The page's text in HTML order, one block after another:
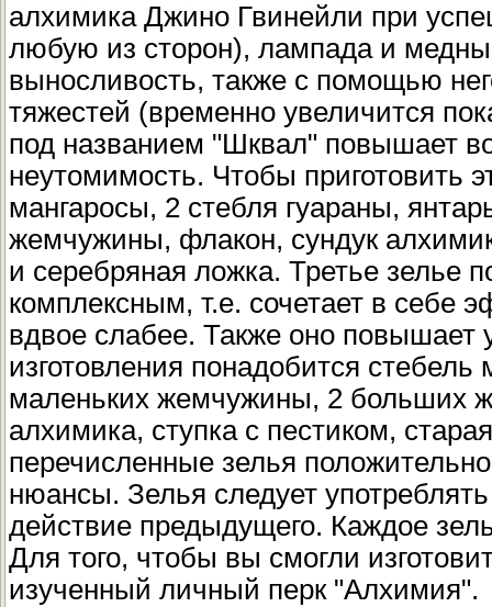
алхимика Джино Гвинейли при
любую из сторон), лампада и
выносливость, также с помощью
тяжестей (временно увеличится
под названием "Шквал" повышает
неутомимость. Чтобы приготовить
мангаросы, 2 стебля гуараны,
жемчужины, флакон, сундук
и серебряная ложка. Третье зелье
комплексным, т.е. сочетает в себе
вдвое слабее. Также оно повышает
изготовления понадобится
маленьких жемчужины, 2 больших
алхимика, ступка с пестиком,
перечисленные зелья
нюансы. Зелья следует
действие предыдущего. Каждое
Для того, чтобы вы смогли
изученный личный перк "Алхимия".